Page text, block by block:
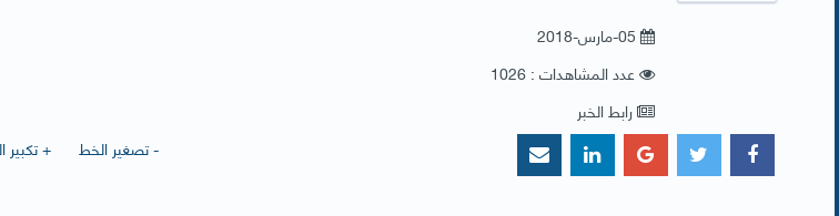
05-مارس-2018
عدد المشاهدات : 1026
رابط الخبر
+ تكبير
- تصغير الخط